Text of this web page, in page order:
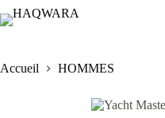
Passer
au
Accueil
HOMMES